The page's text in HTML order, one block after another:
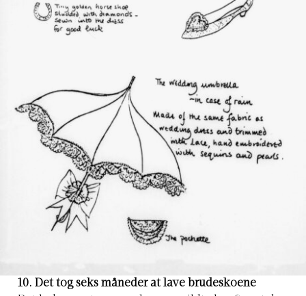
10. Det tog seks måneder at lave brudeskoene